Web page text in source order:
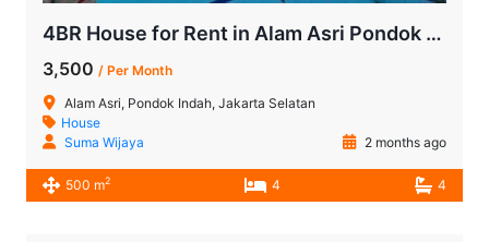
4BR House for Rent in Alam Asri Pondok Indah
3,500 / Per Month
Alam Asri, Pondok Indah, Jakarta Selatan
House
Suma Wijaya
2 months ago
500 m2 4 4